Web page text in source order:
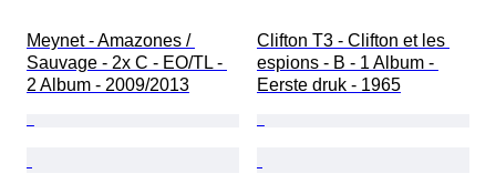
Meynet - Amazones /
Sauvage - 2x C - EO/TL -
2 Album - 2009/2013
Clifton T3 - Clifton et les
espions - B - 1 Album -
Eerste druk - 1965